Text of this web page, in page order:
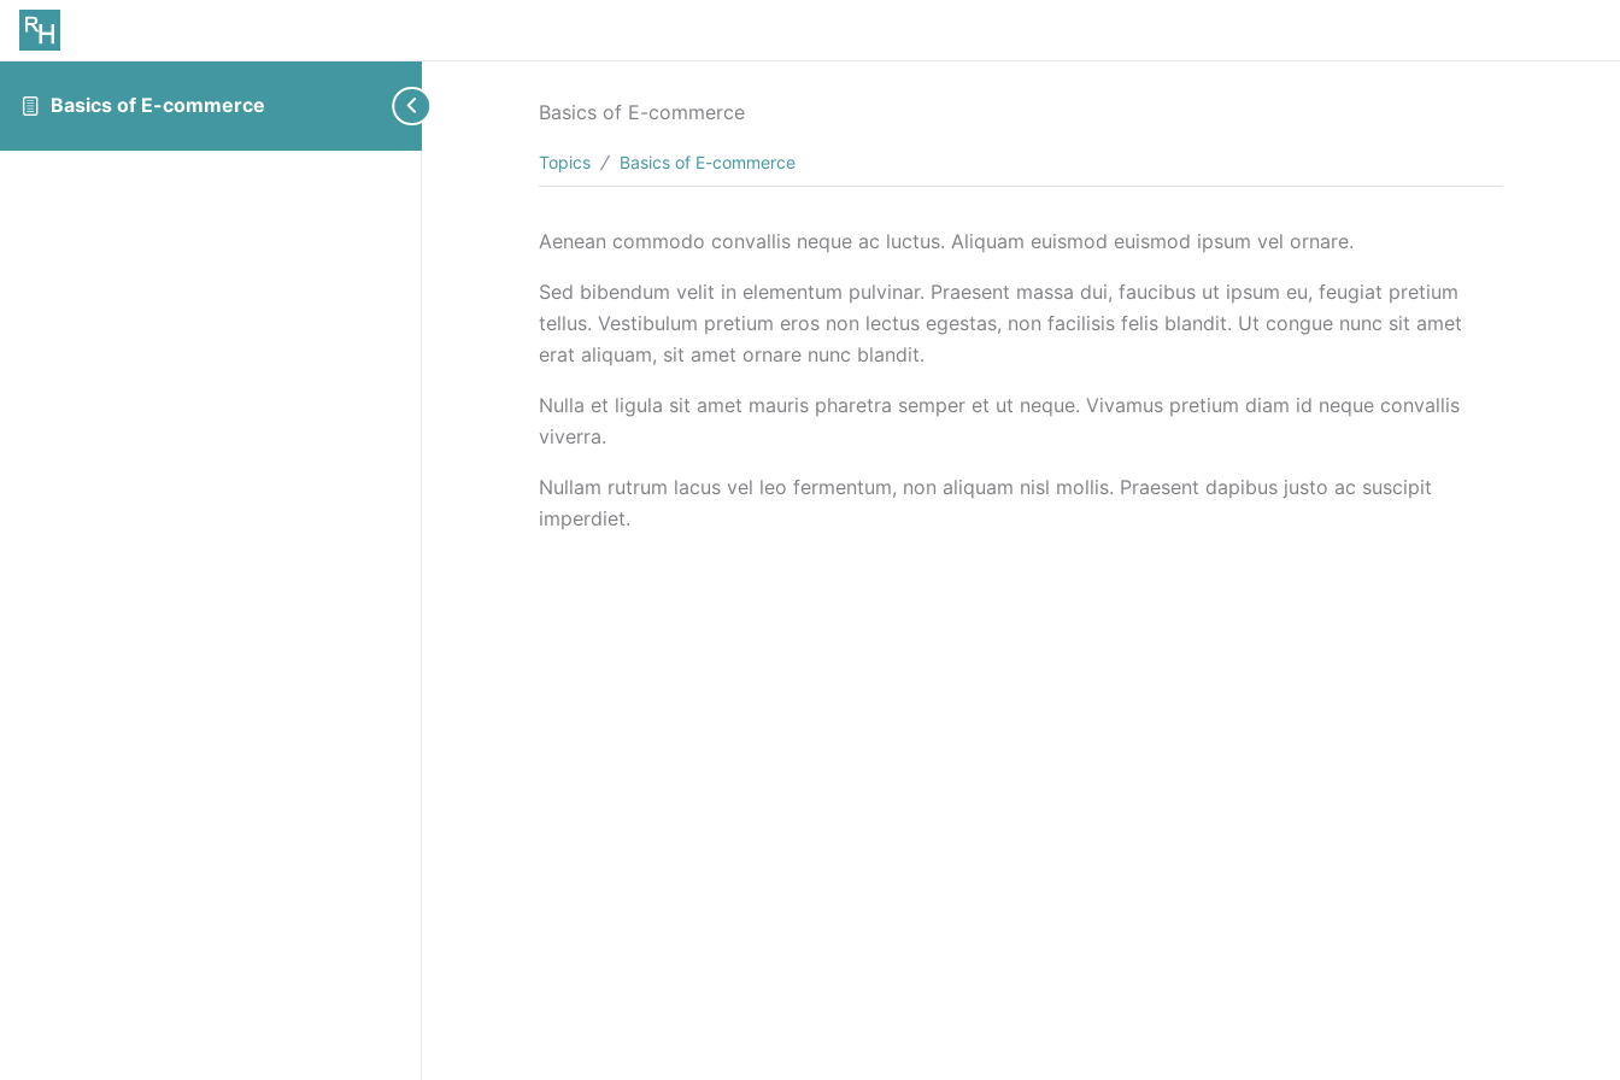
Basics of E-commerce Basics of E-commerce
Topics Basics of E-commerce
Aenean commodo convallis neque ac luctus. Aliquam euismod euismod ipsum vel ornare.
Sed bibendum velit in elementum pulvinar. Praesent massa dui, faucibus ut ipsum eu, feugiat pretium
tellus. Vestibulum pretium eros non lectus egestas, non facilisis felis blandit. Ut congue nunc sit amet
erat aliquam, sit amet ornare nunc blandit.
Nulla et ligula sit amet mauris pharetra semper et ut neque. Vivamus pretium diam id neque convallis
viverra.
Nullam rutrum lacus vel leo fermentum, non aliquam nisl mollis. Praesent dapibus justo ac suscipit
imperdiet.